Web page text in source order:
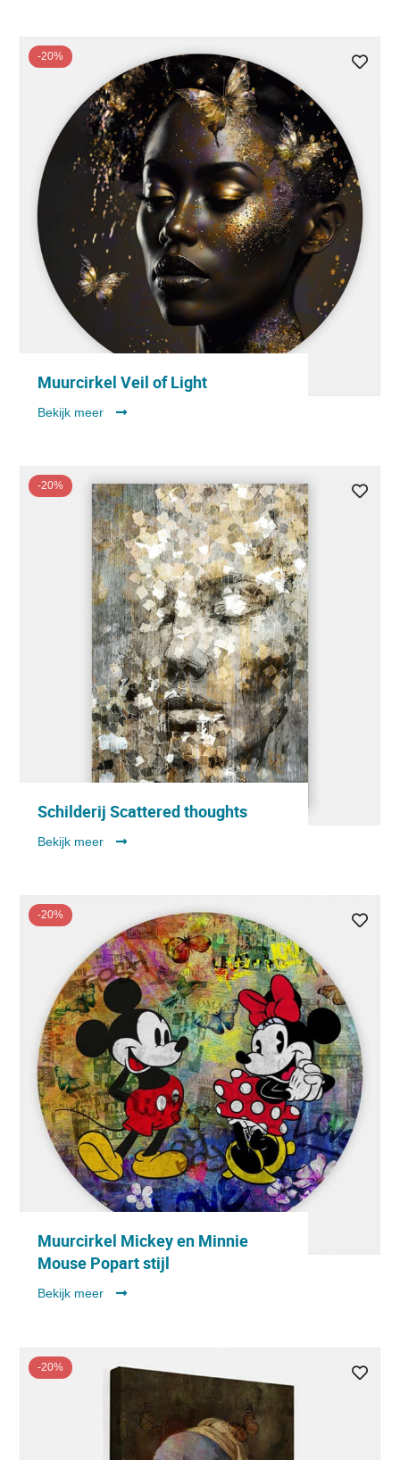
-20%
Muurcirkel Veil of Light
Bekijk meer
-20%
Schilderij Scattered thoughts
Bekijk meer
-20%
Muurcirkel Mickey en Minnie
Mouse Popart stijl
Bekijk meer
-20%